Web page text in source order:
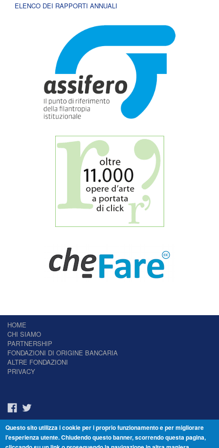
ELENCO DEI RAPPORTI ANNUALI
HOME
CHI SIAMO
PARTNERSHIP
FONDAZIONI DI ORIGINE BANCARIA
ALTRE FONDAZIONI
PRIVACY
Il Giornale delle Fondazioni - Periodico telematico
Reg. Tribunale n.7 del 22/07/2014 – ISSN 2421-2466
Questo sito utilizza i cookie per i proprio funzionamento e per migliorare
l'esperienza utente. Chiudendo questo banner, scorrendo questa pagina,